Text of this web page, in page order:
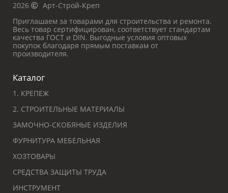
2026
Арт-Строй-Креп
Приглашаем за товарами для строительства и ремонта.
Весь товар сертифицирован, соответствует стандартам
качества ГОСТ и DIN. Выгодные условия оптовых
покупок благодаря прямым поставкам от
производителя.
Каталог
1. КРЕПЕЖ
2. СТРОИТЕЛЬНЫЕ МАТЕРИАЛЫ
ЗАМОЧНО-СКОБЯНЫЕ ИЗДЕЛИЯ
ФУРНИТУРА МЕБЕЛЬНАЯ
ХОЗТОВАРЫ
СРЕДСТВА ЗАЩИТЫ ТРУДА
ИНСТРУМЕНТ